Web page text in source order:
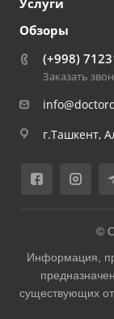
Услуги
Обзоры
(+998)
Заказать
г.Ташкент,
©
Информация,
существующих